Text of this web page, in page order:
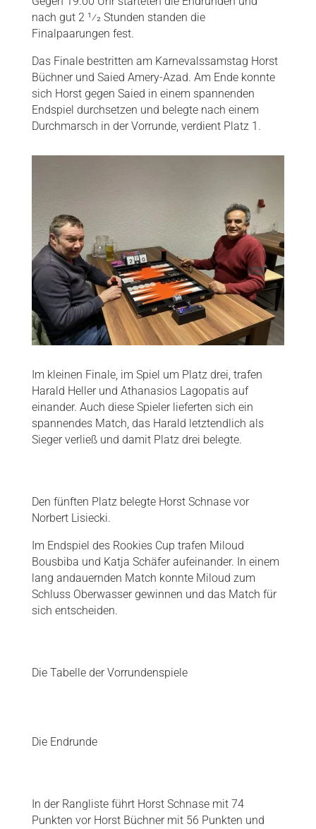
nach gut 2 1⁄2 Stunden standen die
Finalpaarungen fest.
Das Finale bestritten am Karnevalssamstag Horst
Büchner und Saied Amery-Azad. Am Ende konnte
sich Horst gegen Saied in einem spannenden
Endspiel durchsetzen und belegte nach einem
Durchmarsch in der Vorrunde, verdient Platz 1.
Im kleinen Finale, im Spiel um Platz drei, trafen
Harald Heller und Athanasios Lagopatis auf
einander. Auch diese Spieler lieferten sich ein
spannendes Match, das Harald letztendlich als
Sieger verließ und damit Platz drei belegte.
Den fünften Platz belegte Horst Schnase vor
Norbert Lisiecki.
Im Endspiel des Rookies Cup trafen Miloud
Bousbiba und Katja Schäfer aufeinander. In einem
lang andauernden Match konnte Miloud zum
Schluss Oberwasser gewinnen und das Match für
sich entscheiden.
Die Tabelle der Vorrundenspiele
Die Endrunde
In der Rangliste führt Horst Schnase mit 74
Punkten vor Horst Büchner mit 56 Punkten und